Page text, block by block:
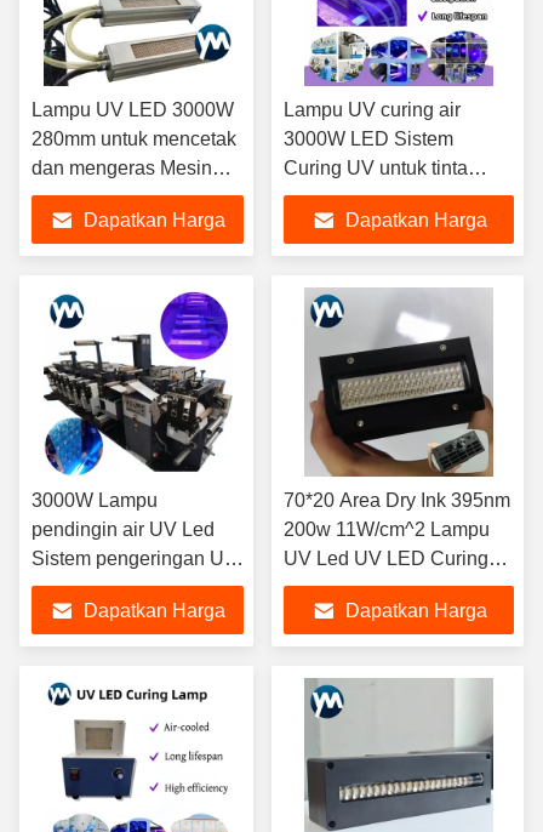
Lampu UV LED 3000W
280mm untuk mencetak
dan mengeras Mesin
Pencetakan Label
Flexographic Swiss
Dapatkan Harga
Lampu UV curing air
3000W LED Sistem
Curing UV untuk tinta
flexographic yang dapat
diperolehDapatkan Harga
3000W Lampu
pendingin air UV Led
Sistem pengeringan UV
Pengeringan untuk
Mesin Pencetakan
Flexografi Kecepatan
Dapatkan Harga
70*20 Area Dry Ink 395nm
200w 11W/cm^2 Lampu
UV Led UV LED Curing
Lamp Led Light Printer
flatbed UV yang
didinginkan oleh kipas
Dapatkan Harga